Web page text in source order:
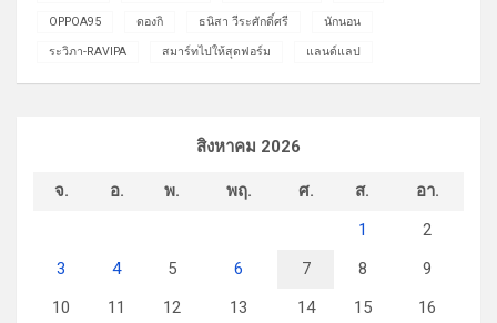
OPPOA95 ดองกิ ธนิสา วีระศักดิ์ศรี นักนอน
ระวิภา-RAVIPA สมาร์ทไปให้สุดฟอร์ม แลนด์แลป
สิงหาคม 2026
จ. อ. พ. พฤ. ศ. ส.
อา.
1
2
3
4 5 6 7 8
9
10
11 12 13 14 15 16